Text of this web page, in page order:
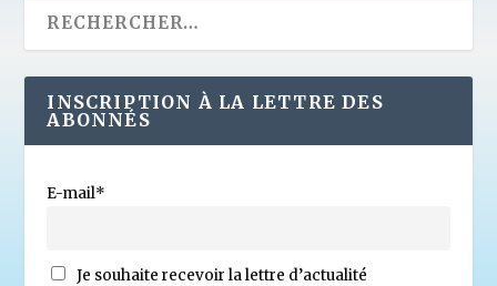
INSCRIPTION À LA LETTRE DES
ABONNÉS
E-mail*
Je souhaite recevoir la lettre d’actualité